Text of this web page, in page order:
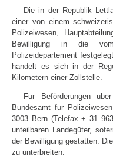
Die in der Republik
einer von einem
Polizeiwesen,
Bewilligung in die
Polizeidepartement
handelt es sich in der
Kilometern einer Zollstelle.
Fūr Beförderungen
Bundesamt fūr
3003 Bern (Telefax + 31
unteilbaren Landegūter,
der Bewilligung gestatten.
zu unterbreiten.